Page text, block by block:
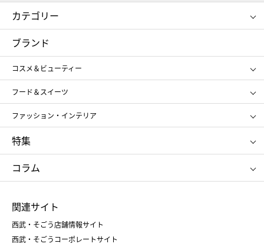
カテゴリー
コスメ＆ビューティー
ギフト
レディース
メンズ
スポーツ・アウトドア
お中元
お歳暮
ブランド
コスメ＆ビューティー
SHISEIDO
ポール&ジョー ボーテ
ジルスチュアート
NARS
RMK
クリニーク
SK-Ⅱ
フード＆スイーツ
アンリ・シャルパンティエ
ゴディバ
新宿高野
たねや
ねんりん家
ファッション・インテリア
ポロ ラルフ ローレン
タケオ キクチ
ママ＆キッズ
シュタイフ
特集
お中元
ひな人形
五月人形
父の日
クリスマスケーキ
コラム
菓子折り
和菓子
人気のギフト
関連サイト
西武・そごう店舗情報サイト
西武・そごうコーポレートサイト